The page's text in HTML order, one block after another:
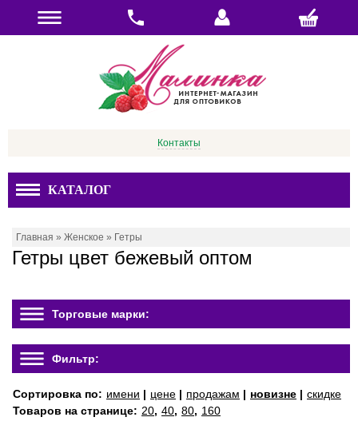
Контакты
КАТАЛОГ
Главная » Женское » Гетры
Гетры цвет бежевый оптом
Торговые марки:
Фильтр:
Сортировка по: имени | цене | продажам | новизне | скидке
Товаров на странице: 20, 40, 80, 160